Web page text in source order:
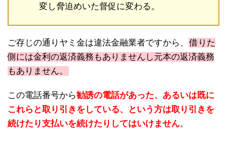
変し脅迫めいた督促に変わる。
ご存じの通りヤミ金は違法金融業者ですから、
借りた
側には金利の返済義務もありませんし元本の返済義務
もありません。
この電話番号から勧誘の電話があった、あるいは既に
これらと取り引きをしている、という方は取り引きを
続けたり支払いを続けたりしてはいけません。